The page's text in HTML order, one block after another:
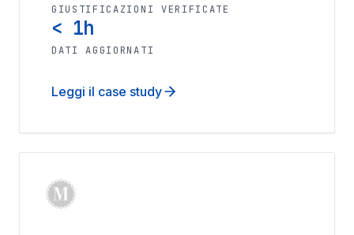
GIUSTIFICAZIONI VERIFICATE
< 1h
DATI AGGIORNATI
Leggi il case study